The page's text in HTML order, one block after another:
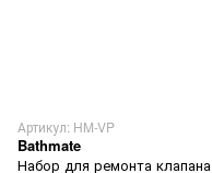
Артикул: HM-VP
Bathmate
Набор для ремонта клапана